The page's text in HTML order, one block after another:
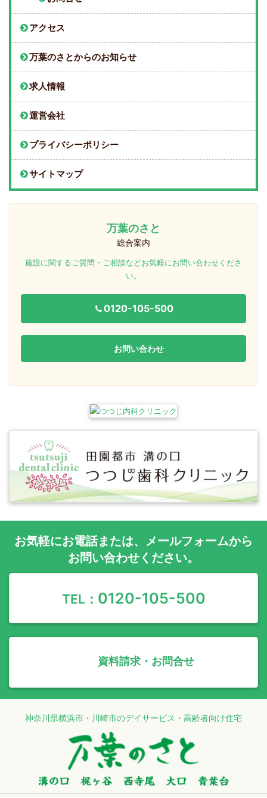
アクセス
万葉のさとからのお知らせ
求人情報
運営会社
プライバシーポリシー
サイトマップ
万葉のさと
総合案内
施設に関するご質問・ご相談などお気軽にお問い合わせくださ
い。
0120-105-500
お問い合わせ
お気軽にお電話または、 メールフォームから
お問い合わせください。
TEL： 0120-105-500
資料請求・お問合せ
神奈川県横浜市・川崎市のデイサービス・高齢者向け住宅